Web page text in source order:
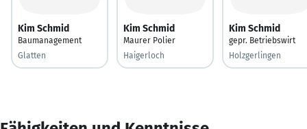
Kim Schmid
Baumanagement
Glatten
Kim Schmid
Maurer Polier
Haigerloch
Kim Schmid
gepr. Betriebswirt
Holzgerlingen